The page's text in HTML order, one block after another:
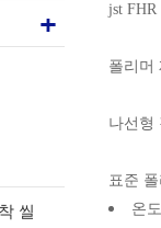
jst
폴리머
나선형
표준
온
씰